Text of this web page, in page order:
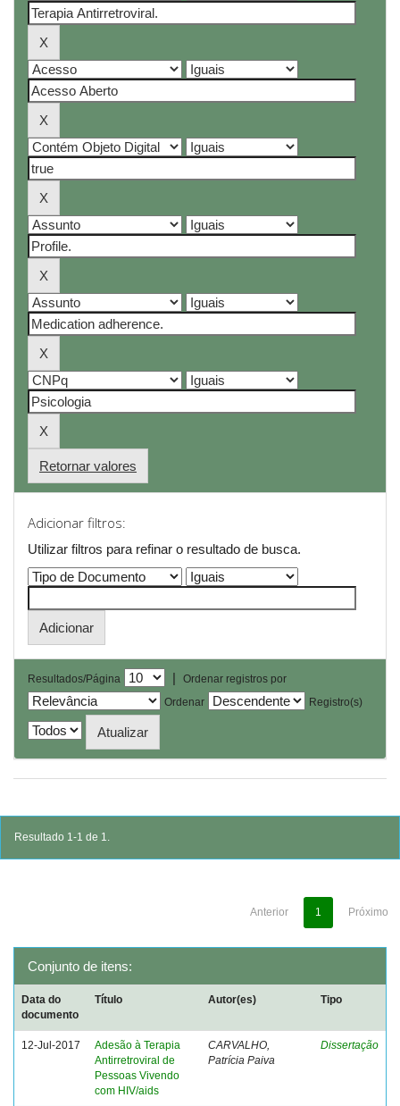
Retornar valores
Adicionar filtros:
Utilizar filtros para refinar o resultado de busca.
Resultados/Página |
Ordenar registros por
Ordenar
Registro(s)
Resultado 1-1 de 1.
Anterior 1 Próximo
Conjunto de itens:
Data do
documento
Título Autor(es) Tipo
12-Jul-2017
Adesão à Terapia
Antirretroviral de
Pessoas Vivendo
com HIV/aids
CARVALHO,
Patrícia Paiva
Dissertação